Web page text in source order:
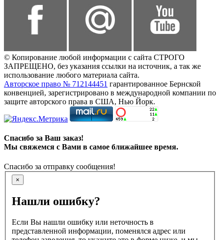
© Копирование любой информации с сайта СТРОГО
ЗАПРЕЩЕНО, без указания ссылки на источник, а так же
использование любого материала сайта.
Авторское право № 712144451 гарантированное Бернской
конвенцией, зарегистрировано в международной компании по
защите авторского права в США, Нью Йорк.
Спасибо за Ваш заказ!
Мы свяжемся с Вами в самое ближайшее время.
Спасибо за отправку сообщения!
×
Нашли ошибку?
Если Вы нашли ошибку или неточность в
представленной информации, поменялся адрес или